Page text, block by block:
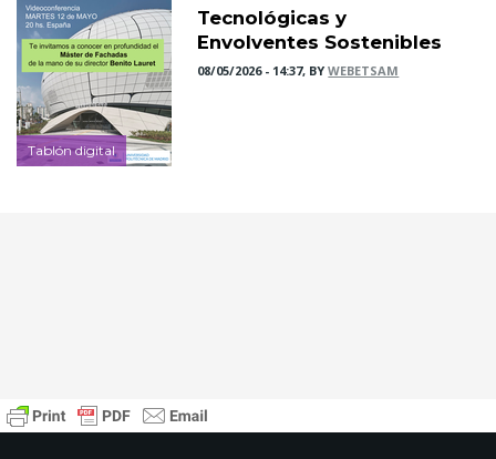
Tablón digital
Tecnológicas y
Envolventes Sostenibles
08/05/2026 - 14:37, BYWEBETSAM